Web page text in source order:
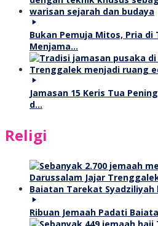
Bukan Pemuja Mitos, Pria
Menjama…
Jamasan 15 Keris Tua
d…
Religi
Ribuan Jemaah Padati